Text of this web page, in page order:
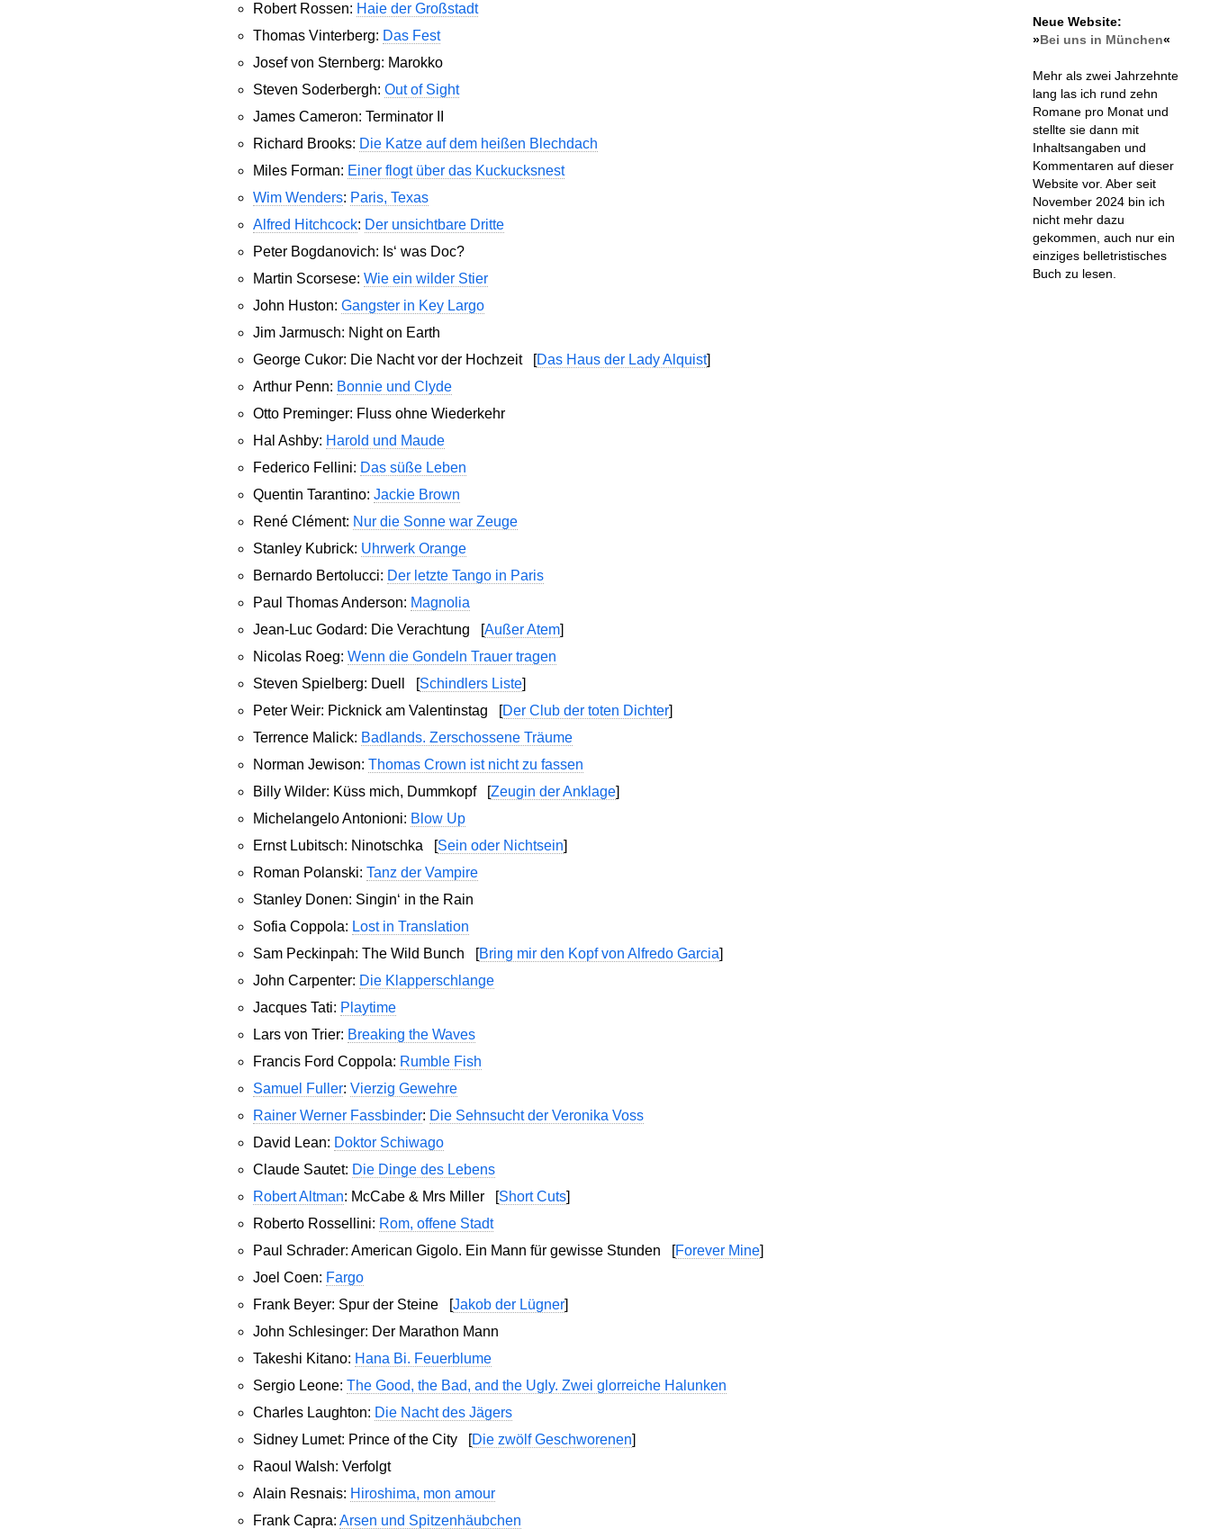
Robert Rossen: Haie der Großstadt
Thomas Vinterberg: Das Fest
Josef von Sternberg: Marokko
Steven Soderbergh: Out of Sight
James Cameron: Terminator II
Richard Brooks: Die Katze auf dem heißen Blechdach
Miles Forman: Einer flogt über das Kuckucksnest
Wim Wenders: Paris, Texas
Alfred Hitchcock: Der unsichtbare Dritte
Peter Bogdanovich: Is‘ was Doc?
Martin Scorsese: Wie ein wilder Stier
John Huston: Gangster in Key Largo
Jim Jarmusch: Night on Earth
George Cukor: Die Nacht vor der Hochzeit
[Das Haus der Lady Alquist]
Arthur Penn: Bonnie und Clyde
Otto Preminger: Fluss ohne Wiederkehr
Hal Ashby: Harold und Maude
Federico Fellini: Das süße Leben
Quentin Tarantino: Jackie Brown
René Clément: Nur die Sonne war Zeuge
Stanley Kubrick: Uhrwerk Orange
Bernardo Bertolucci: Der letzte Tango in Paris
Paul Thomas Anderson: Magnolia
Jean-Luc Godard: Die Verachtung
[Außer Atem]
Nicolas Roeg: Wenn die Gondeln Trauer tragen
Steven Spielberg: Duell
[Schindlers Liste]
Peter Weir: Picknick am Valentinstag
[Der Club der toten Dichter]
Terrence Malick: Badlands. Zerschossene Träume
Norman Jewison: Thomas Crown ist nicht zu fassen
Billy Wilder: Küss mich, Dummkopf
[Zeugin der Anklage]
Michelangelo Antonioni: Blow Up
Ernst Lubitsch: Ninotschka
[Sein oder Nichtsein]
Roman Polanski: Tanz der Vampire
Stanley Donen: Singin‘ in the Rain
Sofia Coppola: Lost in Translation
Sam Peckinpah: The Wild Bunch
[Bring mir den Kopf von Alfredo Garcia]
John Carpenter: Die Klapperschlange
Jacques Tati: Playtime
Lars von Trier: Breaking the Waves
Francis Ford Coppola: Rumble Fish
Samuel Fuller: Vierzig Gewehre
Rainer Werner Fassbinder: Die Sehnsucht der Veronika Voss
David Lean: Doktor Schiwago
Claude Sautet: Die Dinge des Lebens
Robert Altman: McCabe & Mrs Miller [Short Cuts]
Roberto Rossellini: Rom, offene Stadt
Paul Schrader: American Gigolo. Ein Mann für gewisse Stunden
[Forever Mine]
Joel Coen: Fargo
Frank Beyer: Spur der Steine
[Jakob der Lügner]
John Schlesinger: Der Marathon Mann
Takeshi Kitano: Hana Bi. Feuerblume
Sergio Leone: The Good, the Bad, and the Ugly. Zwei glorreiche Halunken
Charles Laughton: Die Nacht des Jägers
Sidney Lumet: Prince of the City
[Die zwölf Geschworenen]
Raoul Walsh: Verfolgt
Alain Resnais: Hiroshima, mon amour
Frank Capra: Arsen und Spitzenhäubchen
Neue Website:
»Bei uns in München«
Mehr als zwei Jahrzehnte
lang las ich rund zehn
Romane pro Monat und
stellte sie dann mit
Inhaltsangaben und
Kommentaren auf dieser
Website vor. Aber seit
November 2024 bin ich
nicht mehr dazu
gekommen, auch nur ein
einziges belletristisches
Buch zu lesen.